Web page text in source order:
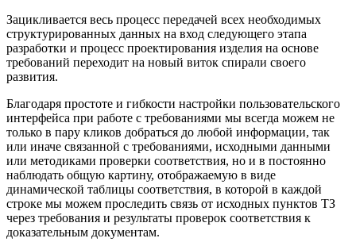
Зацикливается весь процесс передачей всех необходимых
структурированных данных на вход следующего этапа
разработки и процесс проектирования изделия на основе
требований переходит на новый виток спирали своего
развития.
Благодаря простоте и гибкости настройки пользовательского
интерфейса при работе с требованиями мы всегда можем не
только в пару кликов добраться до любой информации, так
или иначе связанной с требованиями, исходными данными
или методиками проверки соответствия, но и в постоянно
наблюдать общую картину, отображаемую в виде
динамической таблицы соответствия, в которой в каждой
строке мы можем проследить связь от исходных пунктов ТЗ
через требования и результаты проверок соответствия к
доказательным документам.